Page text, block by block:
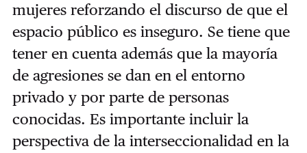
mujeres reforzando el discurso de que el
espacio público es inseguro. Se tiene que
tener en cuenta además que la mayoría
de agresiones se dan en el entorno
privado y por parte de personas
conocidas. Es importante incluir la
perspectiva de la interseccionalidad en la